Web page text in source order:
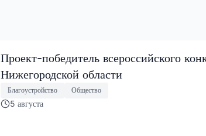
Проект-победитель всероссийского
Нижегородской области
Благоустройство Общество
5 августа